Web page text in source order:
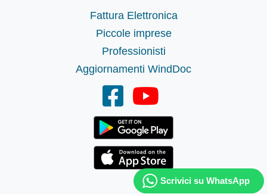
Fattura Elettronica
Piccole imprese
Professionisti
Aggiornamenti WindDoc
Scrivici su WhatsApp